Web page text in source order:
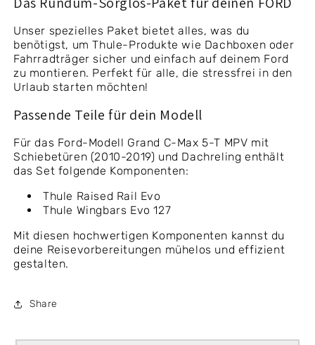
Unser spezielles Paket bietet alles, was du
benötigst, um Thule-Produkte wie Dachboxen oder
Fahrradträger sicher und einfach auf deinem Ford
zu montieren. Perfekt für alle, die stressfrei in den
Urlaub starten möchten!
Passende Teile für dein Modell
Für das Ford-Modell Grand C-Max 5-T MPV mit
Schiebetüren (2010-2019) und Dachreling enthält
das Set folgende Komponenten:
Thule Raised Rail Evo
Thule Wingbars Evo 127
Mit diesen hochwertigen Komponenten kannst du
deine Reisevorbereitungen mühelos und effizient
gestalten.
Share